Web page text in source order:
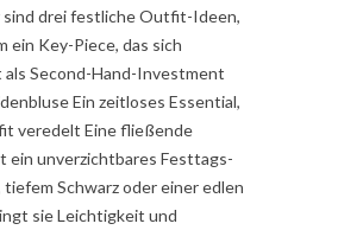
drei festliche Outfit-Ideen,
ein Key-Piece, das sich
Second-Hand-Investment
Ein zeitloses Essential,
veredelt Eine fließende
ein unverzichtbares Festtags-
tiefem Schwarz oder einer edlen
sie Leichtigkeit und